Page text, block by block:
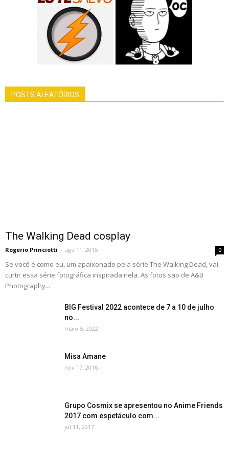
POSTS ALEATÓRIOS
The Walking Dead cosplay
Rogerio Princiotti - ago 11, 2015 0
Se você é como eu, um apaixonado pela série The Walking Dead, vai
curtir essa série fotográfica inspirada nela. As fotos são de A&B
Photography...
BIG Festival 2022 acontece de 7 a 10 de julho
no...
maio 5, 2022
Misa Amane
nov 17, 2016
Grupo Cosmix se apresentou no Anime Friends
2017 com espetáculo com...
jul 11, 2017